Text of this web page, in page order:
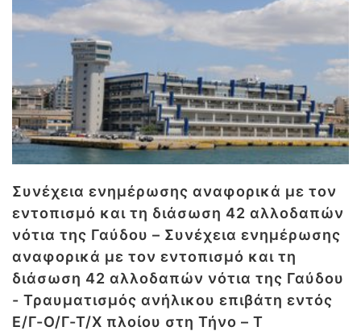
Συνέχεια ενημέρωσης αναφορικά με τον
εντοπισμό και τη διάσωση 42 αλλοδαπών
νότια της Γαύδου – Συνέχεια ενημέρωσης
αναφορικά με τον εντοπισμό και τη
διάσωση 42 αλλοδαπών νότια της Γαύδου
- Τραυματισμός ανήλικου επιβάτη εντός
Ε/Γ-Ο/Γ-Τ/Χ πλοίου στη Τήνο – Τ